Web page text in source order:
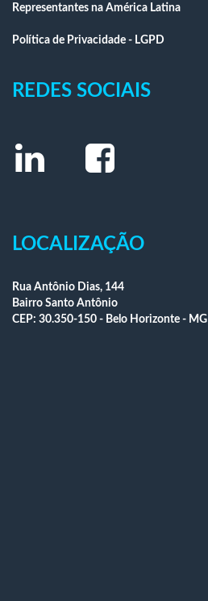
Representantes na América Latina
Política de Privacidade - LGPD
REDES SOCIAIS
LOCALIZAÇÃO
Rua Antônio Dias, 144
Bairro Santo Antônio
CEP: 30.350-150 - Belo Horizonte - MG